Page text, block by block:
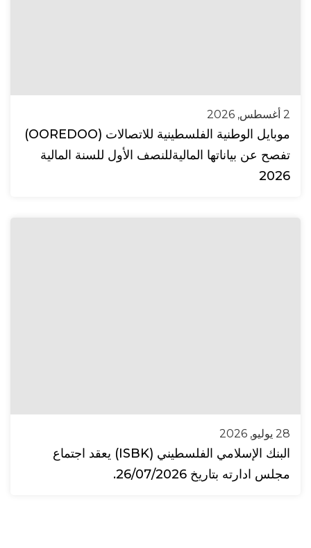
2 أغسطس, 2026
موبايل الوطنية الفلسطينية للاتصالات (OOREDOO)
تفصح عن بياناتها الماليةللنصف الأول للسنة المالية
2026
28 يوليو, 2026
البنك الإسلامي الفلسطيني (ISBK) يعقد اجتماع
مجلس ادارته بتاريخ 26/07/2026.